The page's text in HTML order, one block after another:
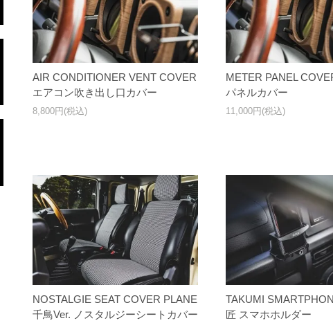
AIR CONDITIONER VENT COVER
エアコン吹き出し口カバー
8,800円(税込)
METER PANEL
パネルカバー
11,000円(税込)
NOSTALGIE SEAT COVER PLANE
千鳥Ver. ノスタルジーシートカバー
TAKUMI
匠 スマホホルダー